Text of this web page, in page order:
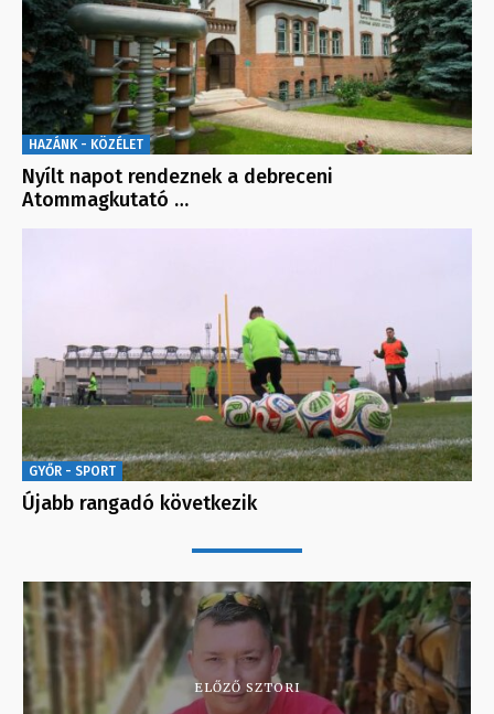
HAZÁNK - KÖZÉLET
Nyílt napot rendeznek a debreceni
Atommagkutató …
GYŐR - SPORT
Újabb rangadó következik
ELŐZŐ SZTORI